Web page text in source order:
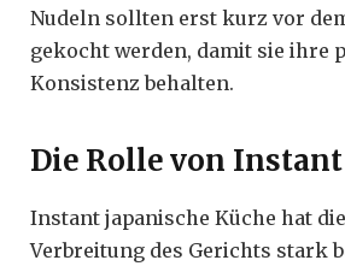
Nudeln sollten erst kurz vor
gekocht werden, damit sie ihre
Konsistenz behalten.
Die Rolle von
Instant japanische Küche hat
Verbreitung des Gerichts stark